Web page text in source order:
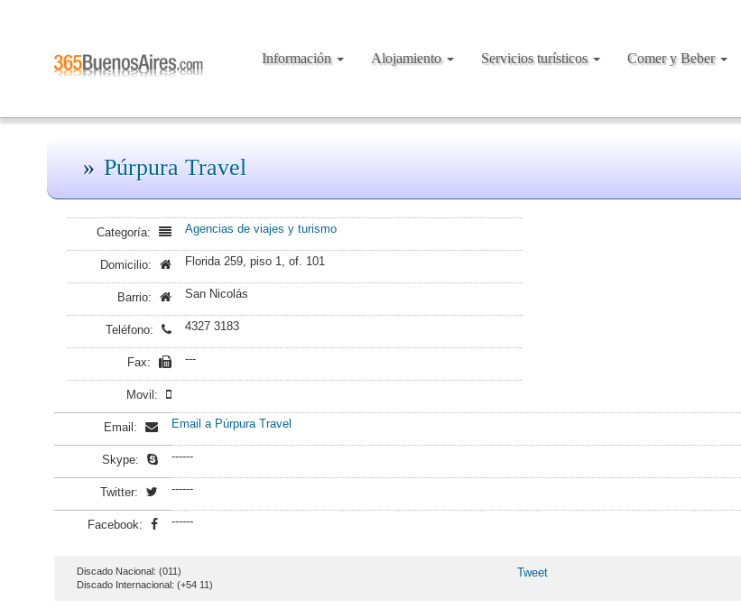
Información Alojamiento Servicios turísticos Comer y Beber
Púrpura Travel
Categoría: Agencias de viajes y turismo
Domicilio: Florida 259, piso 1, of. 101
Barrio: San Nicolás
Teléfono: 4327 3183
Fax: ---
Movil:
Email: Email a Púrpura Travel
Skype: ------
Twitter: ------
Facebook: ------
Discado Nacional: (011)
Discado Internacional: (+54 11)
Tweet